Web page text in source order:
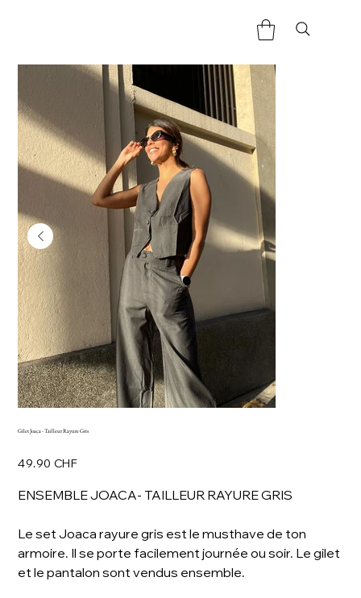
Gilet Joaca - Tailleur Rayure Gris
Gilet Joaca - Tailleur Rayure Gris
49.90 CHF
ENSEMBLE JOACA- TAILLEUR RAYURE GRIS
Le set Joaca rayure gris est le musthave de ton
armoire. Il se porte facilement journée ou soir. Le gilet
et le pantalon sont vendus ensemble.